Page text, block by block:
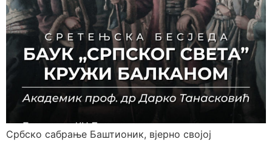
Србско сабрање Баштионик, вјерно својој